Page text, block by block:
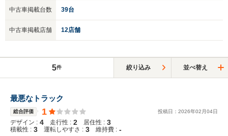
中古車掲載台数 39台
中古車掲載店舗 12店舗
5件 絞り込み 並べ替え
最悪なトラック
総合評価 1 投稿日： 2026年02 月04日
デザイン : 4 走行性 : 2 居住性 : 3
積載性 : 3 運転しやすさ : 3 維持費 : -